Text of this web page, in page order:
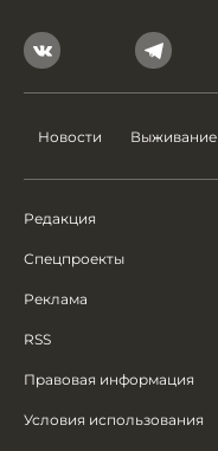
Новости Выживание
Редакция
Спецпроекты
Реклама
RSS
Правовая информация
Условия использования